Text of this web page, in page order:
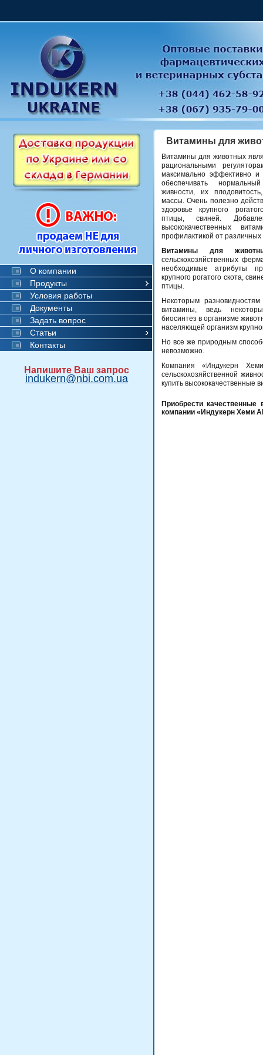
О компании
Продукты
Условия работы
Документы
Задать вопрос
Статьи
Контакты
Напишите Ваш запрос
indukern@nbi.com.ua
Витамины для
Витамины для животных
рациональными
максимально эффективно и
обеспечивать
живности, их
массы. Очень полезно
здоровье крупного
птицы, свиней.
высококачественных
профилактикой от различных
Витамины для
сельскохозяйственных
необходимые атрибуты
крупного рогатого скота,
птицы.
Некоторым
витамины, ведь
биосинтез в организме
населяющей организм
Но все же природным
невозможно.
Компания «Индукерн
сельскохозяйственной
купить высококачественные
Приобрести
компании «Индукерн Хеми